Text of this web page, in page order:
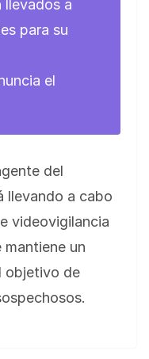
llevados a
para su
el
del
llevando a cabo
videovigilancia
mantiene un
objetivo de